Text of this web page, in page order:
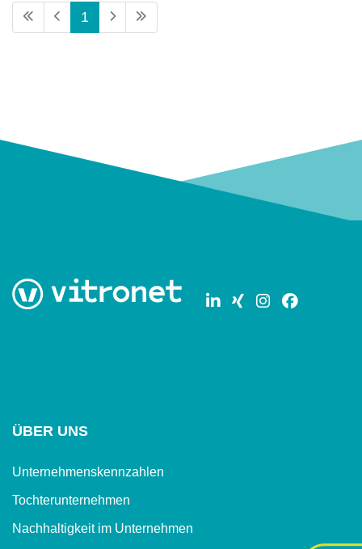
1
ÜBER UNS
Unternehmenskennzahlen
Tochterunternehmen
Nachhaltigkeit im Unternehmen